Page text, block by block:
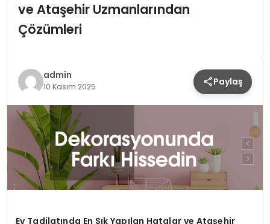
GÜNDEM
MAGAZIN
SIYASET
SPOR
TEKNOLOJI
YAŞAM
ve Ataşehir Uzmanlarından
Çözümleri
admin
10 Kasım 2025 Paylaş
Ev Tadilatında En Sık Yapılan Hatalar ve Ataşehir